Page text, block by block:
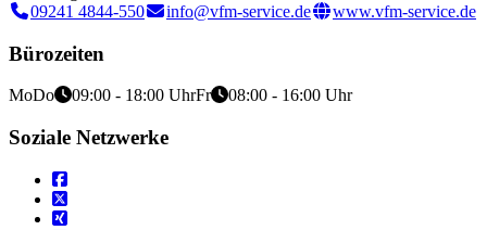
09241 4844-550
info@vfm-service.de www.vfm-service.de
Bürozeiten
MoDo 09:00 - 18:00 UhrFr 08:00 - 16:00 Uhr
Soziale Netzwerke